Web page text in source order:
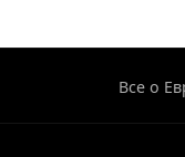
Все о